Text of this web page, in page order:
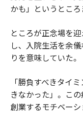
かも」というところ
ところが正念場を
し、入院生活を余
りを意味していた。
「勝負すべきタイ
きなかった」。こ
創業するモチベーシ